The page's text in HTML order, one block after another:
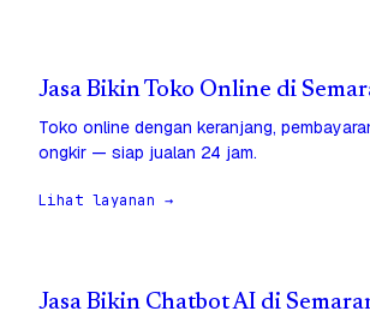
Jasa Bikin Toko Online di
Toko online dengan keranjang,
ongkir — siap jualan 24 jam.
Lihat layanan →
Jasa Bikin Chatbot AI di